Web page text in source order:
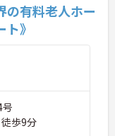
の有料老人ホー
》
歩9分